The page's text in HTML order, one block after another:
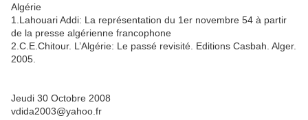
Algérie
1.Lahouari Addi: La représentation du 1er novembre 54 à partir
de la presse algérienne francophone
2.C.E.Chitour. L’Algérie: Le passé revisité. Editions Casbah. Alger.
2005.
Jeudi 30 Octobre 2008
vdida2003@yahoo.fr